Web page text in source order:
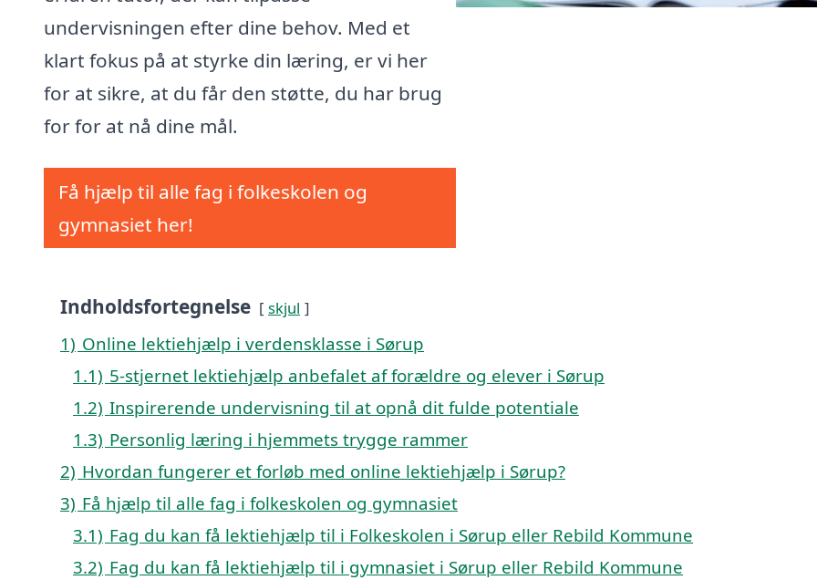
undervisningen efter dine behov. Med et
klart fokus på at styrke din læring, er vi her
for at sikre, at du får den støtte, du har brug
for for at nå dine mål.
Få hjælp til alle fag i folkeskolen og
gymnasiet her!
Indholdsfortegnelse skjul
1) Online lektiehjælp i verdensklasse i Sørup
1.1) 5-stjernet lektiehjælp anbefalet af forældre og elever i Sørup
1.2) Inspirerende undervisning til at opnå dit fulde potentiale
1.3) Personlig læring i hjemmets trygge rammer
2) Hvordan fungerer et forløb med online lektiehjælp i Sørup?
3) Få hjælp til alle fag i folkeskolen og gymnasiet
3.1) Fag du kan få lektiehjælp til i Folkeskolen i Sørup eller Rebild Kommune
3.2) Fag du kan få lektiehjælp til i gymnasiet i Sørup eller Rebild Kommune